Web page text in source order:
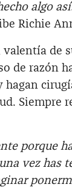
algo
Richie
de
de razón
hagan
Siempre
porque
vez has